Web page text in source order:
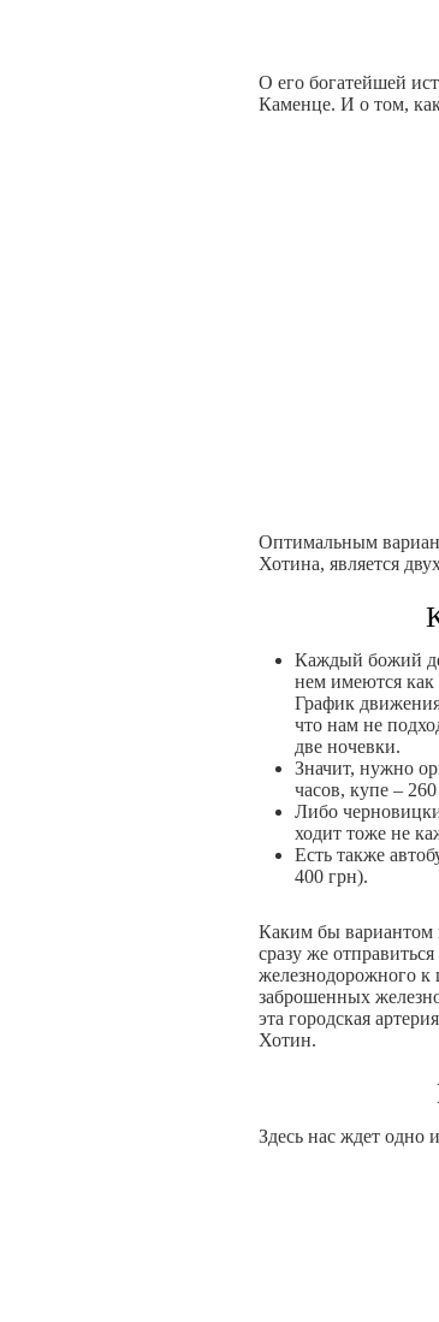
О его богатейшей
Каменце. И о том,
Оптимальным
Хотина, является
Каждый божий
нем имеются как
График
что нам не
две ночевки.
Значит, нужно
часов, купе –
Либо
ходит тоже не
Есть также
400 грн).
Каким бы вариантом
сразу же
железнодорожного к
заброшенных
эта городская
Хотин.
Здесь нас ждет одно